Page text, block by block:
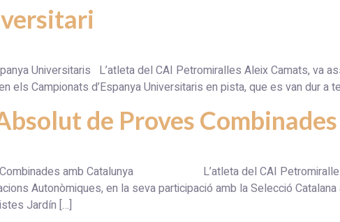
Universitaris L’atleta del CAI Petromiralles Aleix Camats, va
els Campionats d’Espanya Universitaris en pista, que es van dur a
de Proves Combinades
Combinades amb Catalunya L’atleta del CAI Petromiralles
Autonòmiques, en la seva participació amb la Selecció
Jardín […]